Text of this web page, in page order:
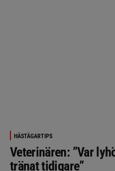
HÄSTÄGARTIPS
Veterinären: ”Var
tränat tidigare”